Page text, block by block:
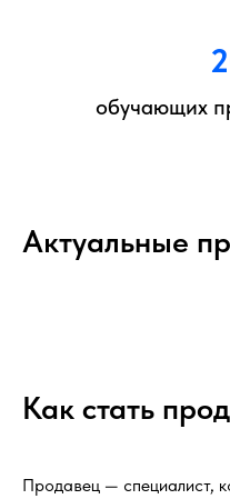
обучающих
Актуальные
Как стать
Продавец — специалист,